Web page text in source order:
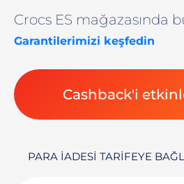
Crocs ES mağazasında
Garantilerimizi keşfedin
Cashback'i
PARA IADESI TARIFEYE